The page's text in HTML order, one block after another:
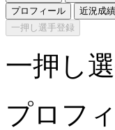
プロフィール
近況成績
一押し選手登録
一押し
プロフ